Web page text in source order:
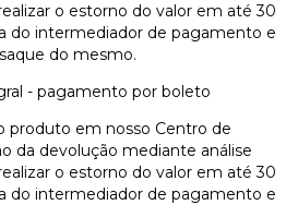
o estorno do valor em até 30
do intermediador de pagamento e
do mesmo.
- pagamento por boleto
produto em nosso Centro de
da devolução mediante análise
o estorno do valor em até 30
do intermediador de pagamento e